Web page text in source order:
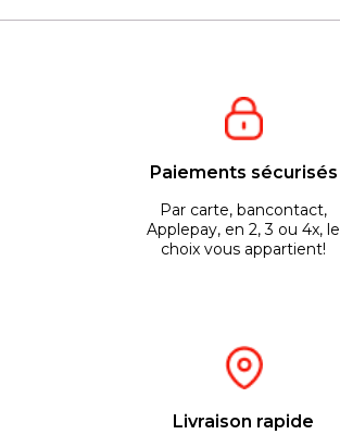
Paiements sécurisés
Par carte, bancontact,
Applepay, en 2, 3 ou 4x, le
choix vous appartient!
Livraison rapide